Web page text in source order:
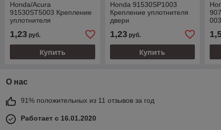
Honda/Acura
91530ST5003 Крепление
уплотнителя
1,23 руб.
Купить
Honda 91530SP1003
Крепление уплотнителя
двери
1,23руб.
Купить
О нас
91% положительных из 11 отзывов за год
Работает с 16.01.2020